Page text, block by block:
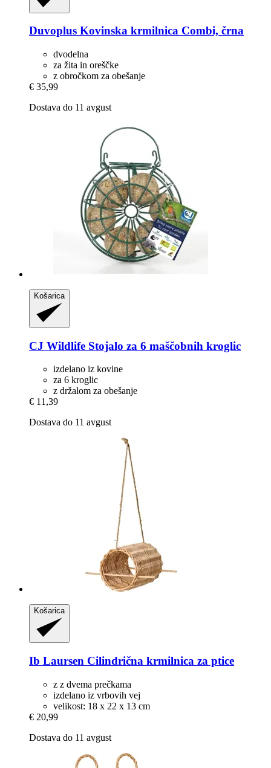
Duvoplus Kovinska krmilnica Combi, črna
dvodelna
za žita in oreščke
z obročkom za obešanje
€ 35,99
Dostava do 11 avgust
Košarica
CJ Wildlife Stojalo za 6 maščobnih kroglic
izdelano iz kovine
za 6 kroglic
z držalom za obešanje
€ 11,39
Dostava do 11 avgust
Košarica
Ib Laursen Cilindrična krmilnica za ptice
z z dvema prečkama
izdelano iz vrbovih vej
velikost: 18 x 22 x 13 cm
€ 20,99
Dostava do 11 avgust